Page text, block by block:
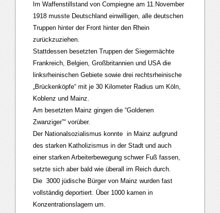
Im Waffenstillstand von Compiegne am 11.November
1918 musste Deutschland einwilligen, alle deutschen
Truppen hinter der Front hinter den Rhein
zurückzuziehen.
Stattdessen besetzten Truppen der Siegermächte
Frankreich, Belgien, Großbritannien und USA die
linksrheinischen Gebiete sowie drei rechtsrheinische
„Brückenköpfe“ mit je 30 Kilometer Radius um Köln,
Koblenz und Mainz.
Am besetzten Mainz gingen die “Goldenen
Zwanziger”“ vorüber.
Der Nationalsozialismus konnte in Mainz aufgrund
des starken Katholizismus in der Stadt und auch
einer starken Arbeiterbewegung schwer Fuß fassen,
setzte sich aber bald wie überall im Reich durch.
Die 3000 jüdische Bürger von Mainz wurden fast
vollständig deportiert. Über 1000 kamen in
Konzentrationslagern um.